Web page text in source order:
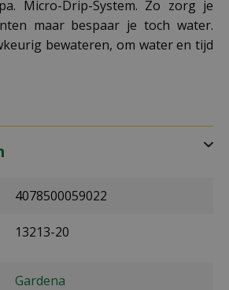
Micro-Drip-System. Zo zorg je
maar bespaar je toch water.
bewateren, om water en tijd
4078500059022
13213-20
Gardena